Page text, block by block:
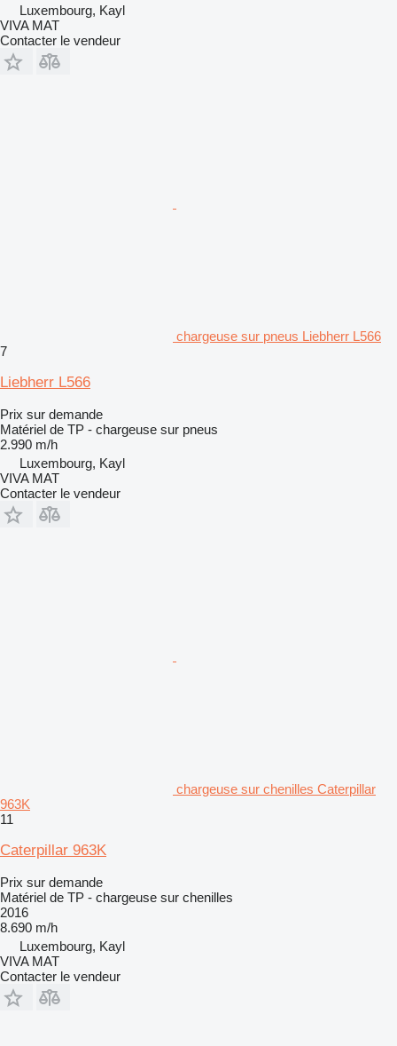
Luxembourg, Kayl
VIVA MAT
Contacter le vendeur
chargeuse sur pneus Liebherr L566
7
Liebherr L566
Prix sur demande
Matériel de TP - chargeuse sur pneus
2.990 m/h
Luxembourg, Kayl
VIVA MAT
Contacter le vendeur
chargeuse sur chenilles Caterpillar
963K
11
Caterpillar 963K
Prix sur demande
Matériel de TP - chargeuse sur chenilles
2016
8.690 m/h
Luxembourg, Kayl
VIVA MAT
Contacter le vendeur